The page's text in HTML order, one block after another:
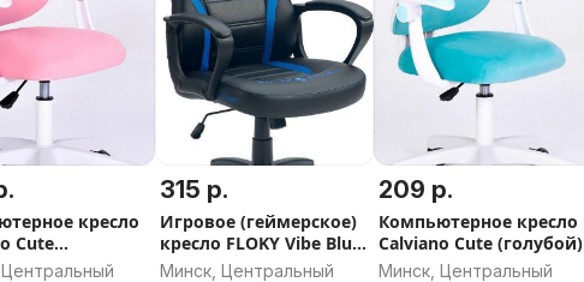
кресло
Cute
315 р.
Игровое (геймерское)
кресло FLOKY Vibe Blue-
Black
Минск, Центральный
209 р.
Компьютерное кресло
Calviano Cute (голубой)
Минск, Центральный